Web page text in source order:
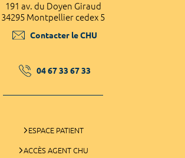
191 av. du Doyen Giraud
34295 Montpellier cedex 5
Contacter le CHU
04 67 33 67 33
ESPACE PATIENT
ACCÈS AGENT CHU